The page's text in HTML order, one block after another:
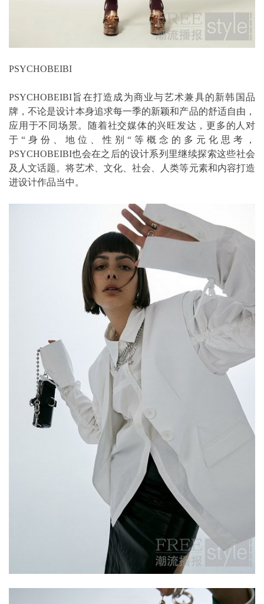
PSYCHOBEIBI
PSYCHOBEIBI旨在打造成为商业与艺术兼具的新韩国品
牌，不论是设计本身追求每一季的新颖和产品的舒适自由，
应用于不同场景。随着社交媒体的兴旺发达，更多的人对
于“身份、地位、性别“等概念的多元化思考，
PSYCHOBEIBI也会在之后的设计系列里继续探索这些社会
及人文话题。将艺术、文化、社会、人类等元素和内容打造
进设计作品当中。